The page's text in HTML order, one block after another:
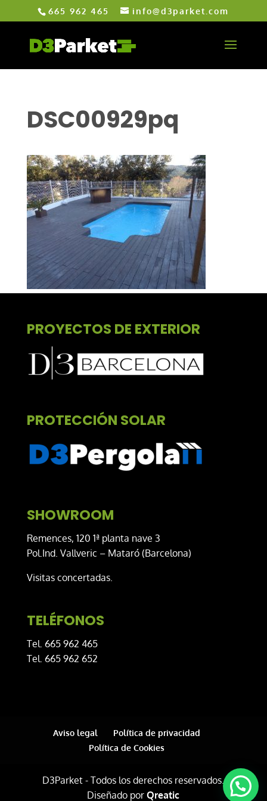
665 962 465 info@d3parket.com
DSC00929pq
PROYECTOS DE EXTERIOR
PROTECCIÓN SOLAR
SHOWROOM
Remences, 120 1ª planta nave 3
Pol.Ind. Vallveric – Mataró (Barcelona)
Visitas concertadas.
TELÉFONOS
Tel. 665 962 465
Tel. 665 962 652
Aviso legal
Política de privacidad
Política de Cookies
D3Parket - Todos los derechos reservados.
Diseñado porQreatic